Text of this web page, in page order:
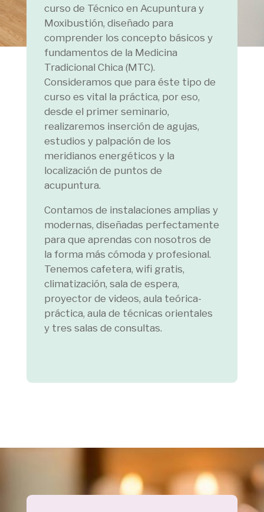
curso de Técnico en Acupuntura y
Moxibustión, diseñado para
comprender los concepto básicos y
fundamentos de la Medicina
Tradicional Chica (MTC).
Consideramos que para éste tipo de
curso es vital la práctica, por eso,
desde el primer seminario,
realizaremos inserción de agujas,
estudios y palpación de los
meridianos energéticos y la
localización de puntos de
acupuntura.
Contamos de instalaciones amplias y
modernas, diseñadas perfectamente
para que aprendas con nosotros de
la forma más cómoda y profesional.
Tenemos cafetera, wifi gratis,
climatización, sala de espera,
proyector de videos, aula teórica-
práctica, aula de técnicas orientales
y tres salas de consultas.